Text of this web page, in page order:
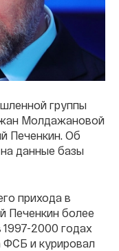
группы
Молдажановой
Печенкин. Об
данные базы
прихода в
Печенкин более
2000 годах
ФСБ и курировал